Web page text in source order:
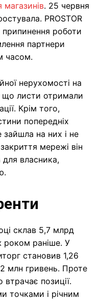
. 25 червня
PROSTOR
припинення роботи
партнери
часом.
нерухомості на
що листи отримали
Крім того,
попередніх
зайшла на них і не
мережі він
власника,
склав 5,7 млрд
роком раніше. У
становив 1,26
млн гривень. Проте
втрачає позиції.
точками і річним